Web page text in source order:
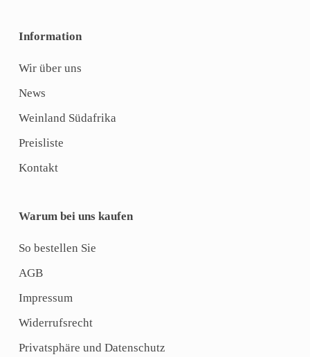
Information
Wir über uns
News
Weinland Südafrika
Preisliste
Kontakt
Warum bei uns kaufen
So bestellen Sie
AGB
Impressum
Widerrufsrecht
Privatsphäre und Datenschutz